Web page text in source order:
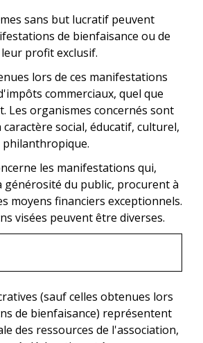
sans but lucratif peuvent
de bienfaisance ou de
profit exclusif.
lors de ces manifestations
commerciaux, quel que
Les organismes concernés sont
social, éducatif, culturel,
les manifestations qui,
générosité du public, procurent à
moyens financiers exceptionnels.
visées peuvent être diverses.
(sauf celles obtenues lors
de bienfaisance) représentent
des ressources de l'association,